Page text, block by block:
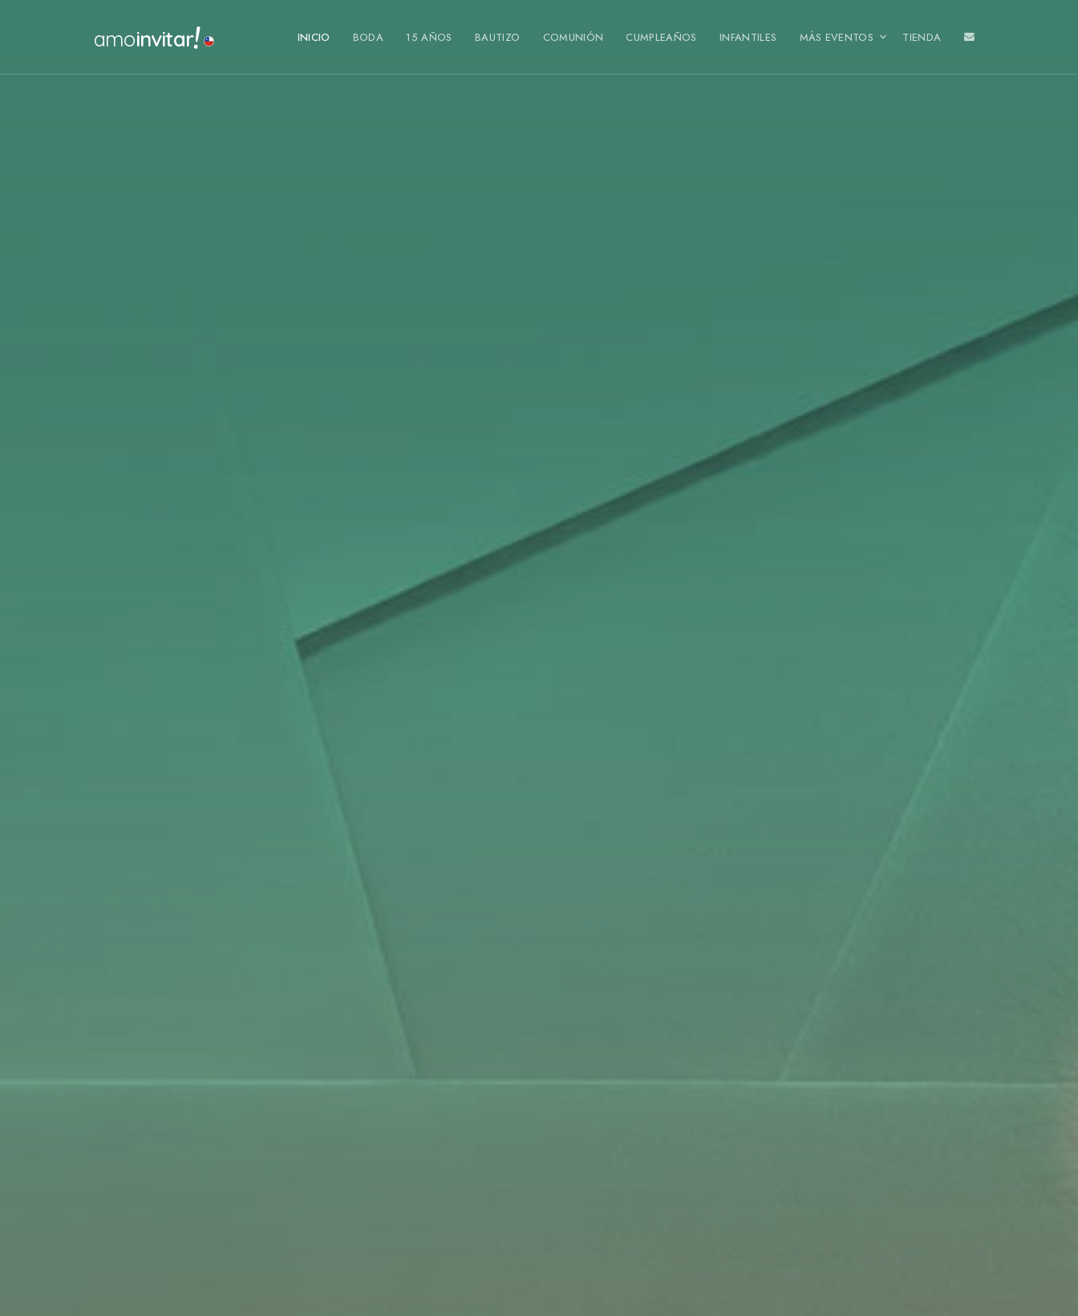
amoinvitar! INICIO BODA 15 AÑOS BAUTIZO COMUNIÓN CUMPLEAÑOS INFANTILES MÁS EVENTOS TIENDA